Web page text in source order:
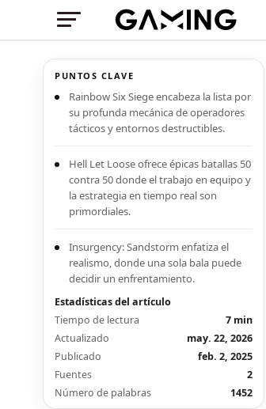
PUNTOS CLAVE
Rainbow Six Siege encabeza la lista por
su profunda mecánica de operadores
tácticos y entornos destructibles.
Hell Let Loose ofrece épicas batallas 50
contra 50 donde el trabajo en equipo y
la estrategia en tiempo real son
primordiales.
Insurgency: Sandstorm enfatiza el
realismo, donde una sola bala puede
decidir un enfrentamiento.
Estadísticas del artículo
Tiempo de lectura
7 min
Actualizado
may. 22, 2026
Publicado
feb. 2, 2025
Fuentes
2
Número de palabras
1452